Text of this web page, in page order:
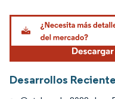
Imagen © Mordor Intelligence.
Desarrollos